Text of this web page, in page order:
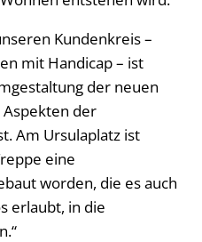
Kundenkreis –
mit Handicap – ist
der neuen
der
Am Ursulaplatz ist
eine
worden, die es auch
erlaubt, in die